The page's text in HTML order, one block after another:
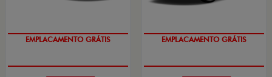
EMPLACAMENTO GRÁTIS EMPLACAMENTO GRÁTIS